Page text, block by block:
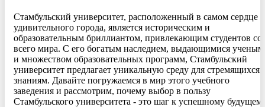
Стамбульский университет, расположенный в самом сердце
удивительного города, является историческим и
образовательным бриллиантом, привлекающим студентов со
всего мира. С его богатым наследием, выдающимися
и множеством образовательных программ, Стамбульский
университет предлагает уникальную среду для стремящихся
знаниям. Давайте погружаемся в мир этого учебного
заведения и рассмотрим, почему выбор в пользу
Стамбульского университета - это шаг к успешному